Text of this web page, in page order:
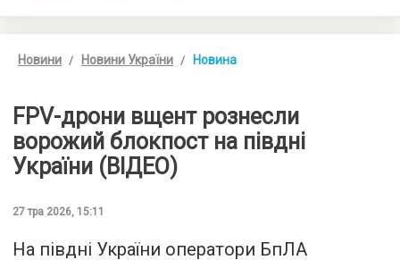
Новини Новини України Новина
FPV-дрони вщент рознесли
ворожий блокпост на півдні
України (ВІДЕО)
27 тра 2026, 15:11
На півдні України оператори БпЛА